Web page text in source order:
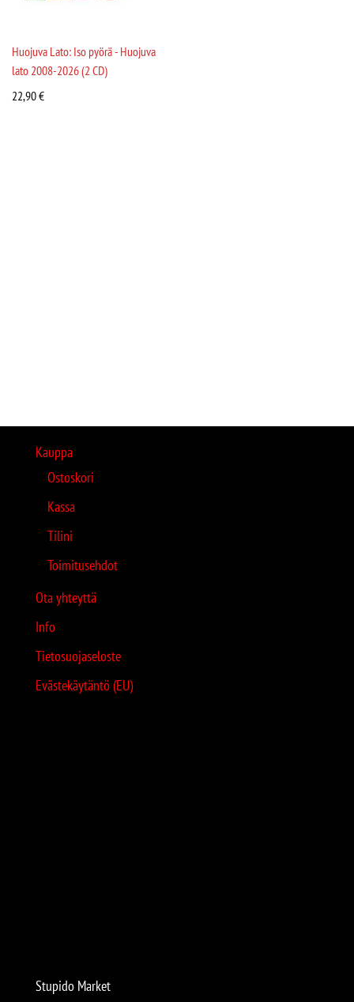
Huojuva Lato: Iso pyörä - Huojuva
lato 2008-2026 (2 CD)
22,90€
Kauppa
Ostoskori
Kassa
Tilini
Toimitusehdot
Ota yhteyttä
Info
Tietosuojaseloste
Evästekäytäntö (EU)
Stupido Market